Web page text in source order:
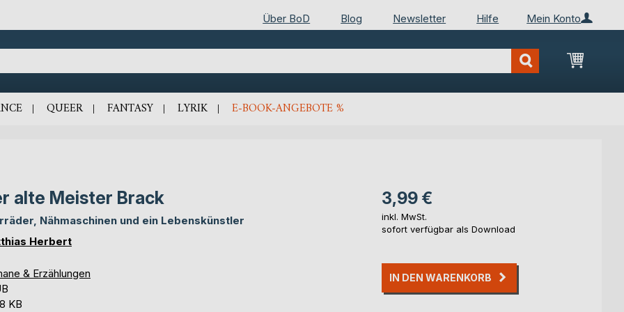
Mein Konto
Über BoD Blog Newsletter Hilfe
Mein
QUEER FANTASY LYRIK E-BOOK-ANGEBOTE %
alte Meister Brack
Nähmaschinen und ein Lebenskünstler
Herbert
& Erzählungen
KB
3,99 €
inkl. MwSt.
sofort verfügbar als Download
IN DEN WARENKORB